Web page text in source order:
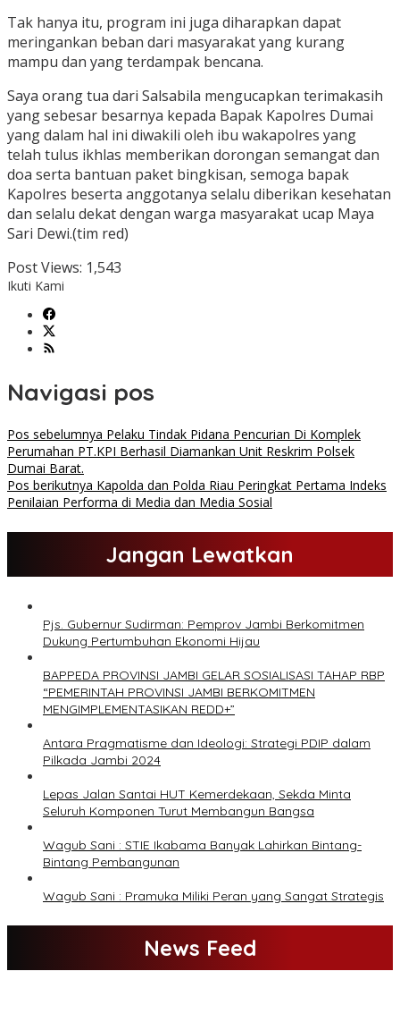
Tak hanya itu, program ini juga diharapkan dapat
meringankan beban dari masyarakat yang kurang
mampu dan yang terdampak bencana.
Saya orang tua dari Salsabila mengucapkan terimakasih
yang sebesar besarnya kepada Bapak Kapolres Dumai
yang dalam hal ini diwakili oleh ibu wakapolres yang
telah tulus ikhlas memberikan dorongan semangat dan
doa serta bantuan paket bingkisan, semoga bapak
Kapolres beserta anggotanya selalu diberikan kesehatan
dan selalu dekat dengan warga masyarakat ucap Maya
Sari Dewi.(tim red)
Post Views: 1,543
Ikuti Kami
Navigasi pos
Pos sebelumnya Pelaku Tindak Pidana Pencurian Di Komplek
Perumahan PT.KPI Berhasil Diamankan Unit Reskrim Polsek
Dumai Barat.
Pos berikutnya Kapolda dan Polda Riau Peringkat Pertama Indeks
Penilaian Performa di Media dan Media Sosial
Jangan Lewatkan
Pjs. Gubernur Sudirman: Pemprov Jambi Berkomitmen
Dukung Pertumbuhan Ekonomi Hijau
BAPPEDA PROVINSI JAMBI GELAR SOSIALISASI TAHAP RBP
“PEMERINTAH PROVINSI JAMBI BERKOMITMEN
MENGIMPLEMENTASIKAN REDD+”
Antara Pragmatisme dan Ideologi: Strategi PDIP dalam
Pilkada Jambi 2024
Lepas Jalan Santai HUT Kemerdekaan, Sekda Minta
Seluruh Komponen Turut Membangun Bangsa
Wagub Sani : STIE Ikabama Banyak Lahirkan Bintang-
Bintang Pembangunan
Wagub Sani : Pramuka Miliki Peran yang Sangat Strategis
News Feed